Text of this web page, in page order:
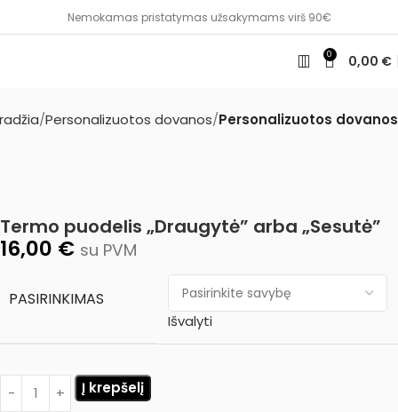
Nemokamas pristatymas užsakymams virš 90€
0 0,00 €
Personalizuotos dovanos Personalizuotos dovanos
Termo puodelis „Draugytė” arba „Sesutė”
16,00 € su PVM
PASIRINKIMAS
Išvalyti
Į krepšelį